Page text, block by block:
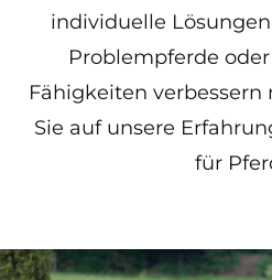
individuelle
Problempferde
Fähigkeiten verbessern
Sie auf unsere
für